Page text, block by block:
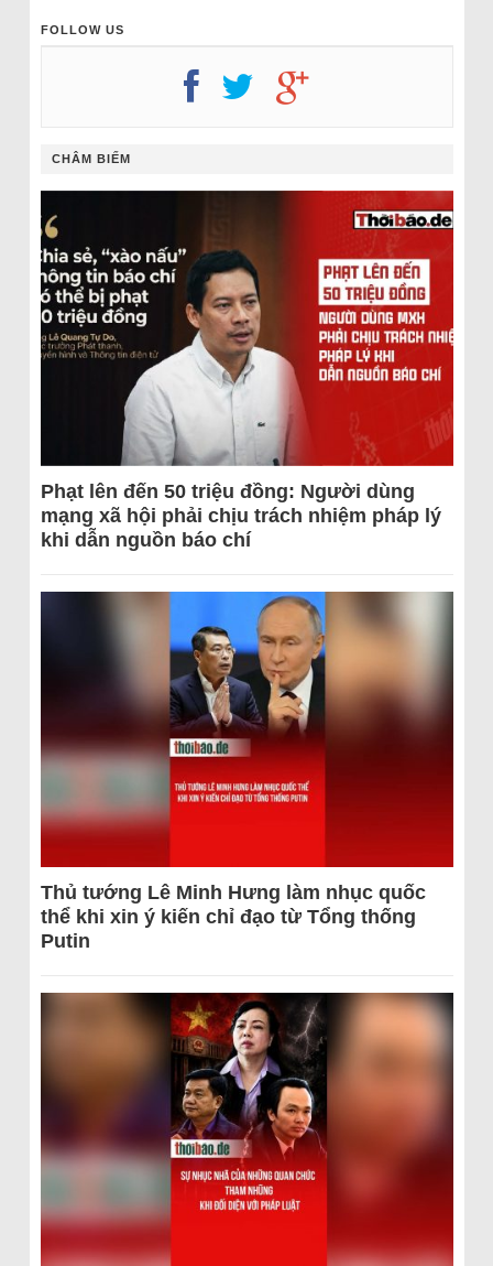
FOLLOW US
CHÂM BIẾM
Phạt lên đến 50 triệu đồng: Người dùng
mạng xã hội phải chịu trách nhiệm pháp lý
khi dẫn nguồn báo chí
Thủ tướng Lê Minh Hưng làm nhục quốc
thể khi xin ý kiến chỉ đạo từ Tổng thống
Putin